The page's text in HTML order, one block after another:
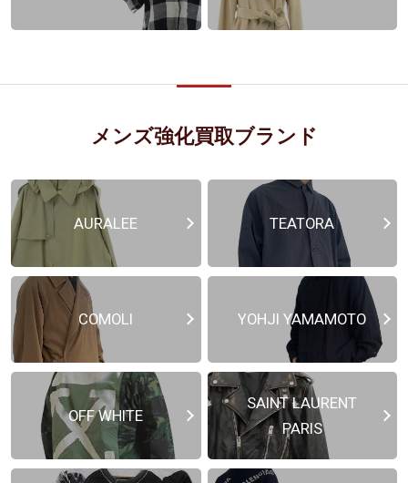
メンズ強化買取ブランド
AURALEE TEATORA
COMOLI YOHJI YAMAMOTO
OFF WHITE
SAINT LAURENT
PARIS